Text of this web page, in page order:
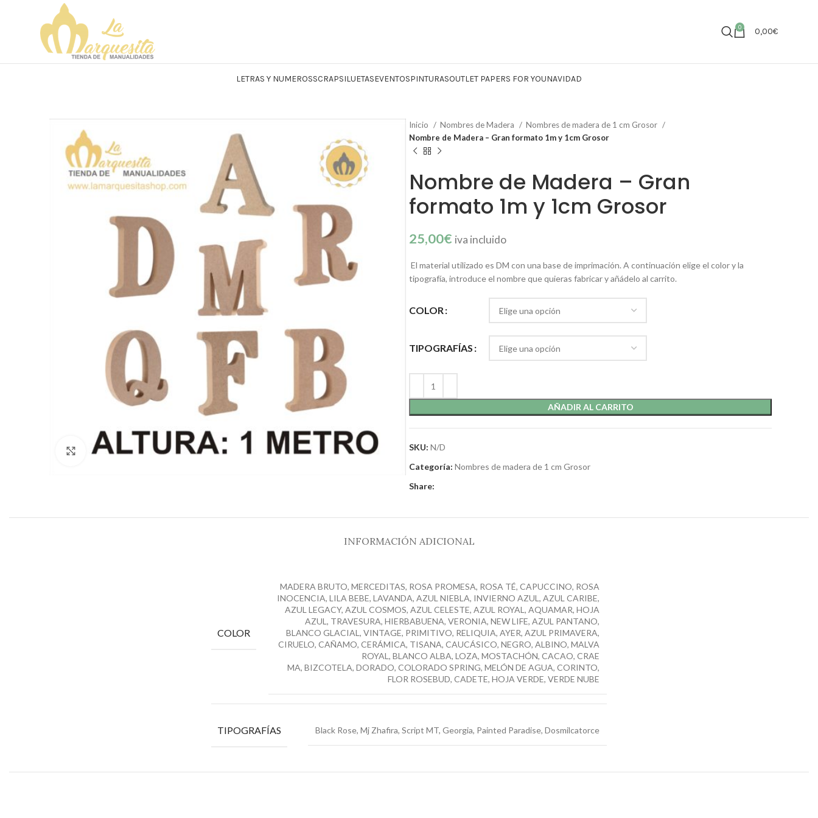
0 0,00€
LETRAS Y NUMEROSSCRAPSILUETASEVENTOSPINTURASOUTLET PAPERS FOR YOUNAVIDAD
Click to enlarge
Inicio Nombres de Madera
Nombres de madera de 1 cm Grosor
Nombre de Madera – Gran formato 1m y 1cm Grosor
Nombre de Madera – Gran
formato 1m y 1cm Grosor
25,00€ iva incluido
El material utilizado es DM con una base de imprimación. A continuación elige el color y la
tipografía, introduce el nombre que quieras fabricar y añádelo al carrito.
COLOR
TIPOGRAFÍAS
AÑADIR AL CARRITO
SKU: N/D
Categoría: Nombres de madera de 1 cm Grosor
Share:
INFORMACIÓN ADICIONAL
COLOR
MADERA BRUTO, MERCEDITAS, ROSA PROMESA, ROSA TÉ, CAPUCCINO, ROSA
INOCENCIA, LILA BEBE, LAVANDA, AZUL NIEBLA, INVIERNO AZUL, AZUL CARIBE,
AZUL LEGACY, AZUL COSMOS, AZUL CELESTE, AZUL ROYAL, AQUAMAR, HOJA
AZUL, TRAVESURA, HIERBABUENA, VERONIA, NEW LIFE, AZUL PANTANO,
BLANCO GLACIAL, VINTAGE, PRIMITIVO, RELIQUIA, AYER, AZUL PRIMAVERA,
CIRUELO, CAÑAMO, CERÁMICA, TISANA, CAUCÁSICO, NEGRO, ALBINO, MALVA
ROYAL, BLANCO ALBA, LOZA, MOSTACHÓN, CACAO, CRAE
MA, BIZCOTELA, DORADO, COLORADO SPRING, MELÓN DE AGUA, CORINTO,
FLOR ROSEBUD, CADETE, HOJA VERDE, VERDE NUBE
TIPOGRAFÍAS Black Rose, Mj Zhafira, Script MT, Georgia, Painted Paradise, Dosmilcatorce